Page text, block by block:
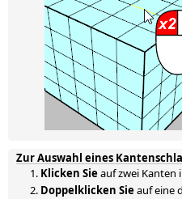
Zur Auswahl eines
Klicken Sie auf zwei Kanten
Doppelklicken Sie auf eine